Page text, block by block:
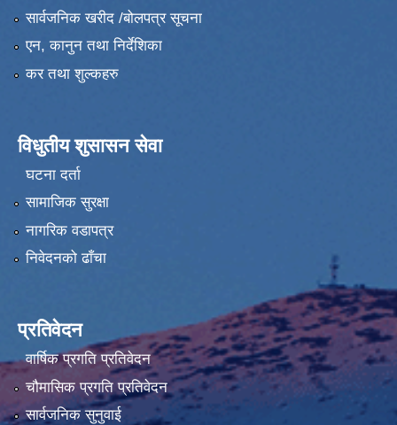
सार्वजनिक खरीद /बोलपत्र सूचना
एन, कानुन तथा निर्देशिका
कर तथा शुल्कहरु
विधुतीय शुसासन सेवा
घटना दर्ता
सामाजिक सुरक्षा
नागरिक वडापत्र
निवेदनको ढाँचा
प्रतिवेदन
वार्षिक प्रगति प्रतिवेदन
चौमासिक प्रगति प्रतिवेदन
सार्वजनिक सुनुवाई